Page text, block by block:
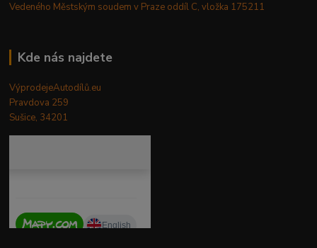
Vedeného Městským soudem v Praze oddíl C, vložka 175211
Kde nás najdete
VýprodejeAutodílů.eu
Pravdova 259
Sušice, 34201